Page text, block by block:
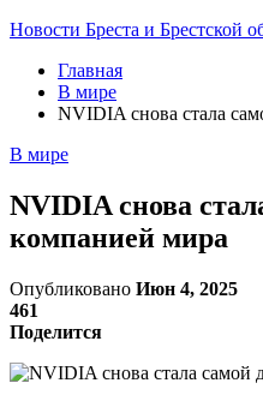
Новости Бреста и Брестской
Главная
В мире
NVIDIA снова стала
В мире
NVIDIA снова
компанией мира
Опубликовано Июн 4, 2025
461
Поделится